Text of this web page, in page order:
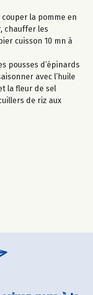
couper la pomme en
chauffer les
cuisson 10 mn à
pousses d’épinards
avec l’huile
la fleur de sel
de riz aux